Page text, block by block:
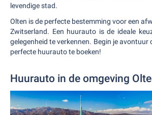
levendige stad.
Olten is de perfecte bestemming voor een
Zwitserland. Een huurauto is de ideale
gelegenheid te verkennen. Begin je
perfecte huurauto te boeken!
Huurauto in de omgeving